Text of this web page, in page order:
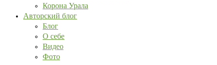
Корона Урала
Авторский блог
Блог
О себе
Видео
Фото